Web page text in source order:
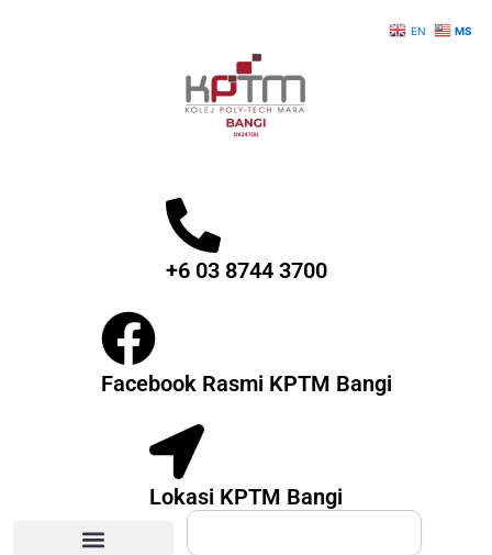
+6 03 8744 3700
Facebook Rasmi KPTM Bangi
Lokasi KPTM Bangi
Search
EN MS